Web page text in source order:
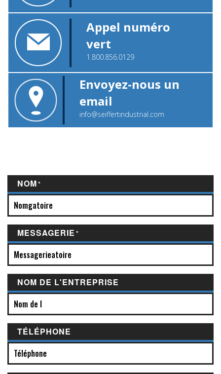
Appel numéro
vert
1.800.856.0129
Envoyez-nous un
email
info@seiffertindustrial.com
NOM*
MESSAGERIE *
NOM DE L'ENTREPRISE
TÉLÉPHONE